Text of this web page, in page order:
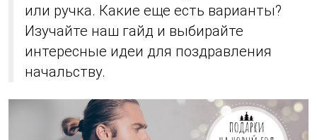
или ручка. Какие еще есть варианты?
Изучайте наш гайд и выбирайте
интересные идеи для поздравления
начальству.